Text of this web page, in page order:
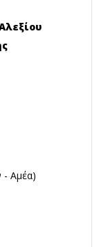
- Αμέα)